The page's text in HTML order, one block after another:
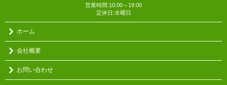
営業時間:10:00～19:00
定休日:水曜日
ホーム
会社概要
お問い合わせ